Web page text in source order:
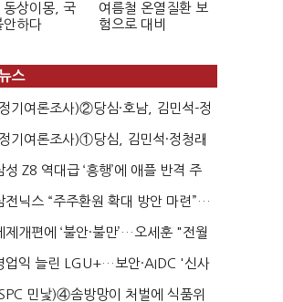
동상이몽, 국
안하다
여름철 온열질환 보
험으로 대비
스
기여론조사)②당심·호남, 김민석-정
래 '초접전'...
기여론조사)①당심, 김민석·정청래
접전'…대통령 ...
성 Z8 역대급 ‘흥행’에 애플 반격 주
…9월 ‘폴...
전닉스 “주주환원 확대 방안 마련”…
이터에 성명...
제개편에 ‘불안·불만’…오세훈 "전월
구하기 더 ...
업익 늘린 LGU+…보안·AIDC '신사
드라이브'...
민낯)④솜방망이 처벌에 식품위